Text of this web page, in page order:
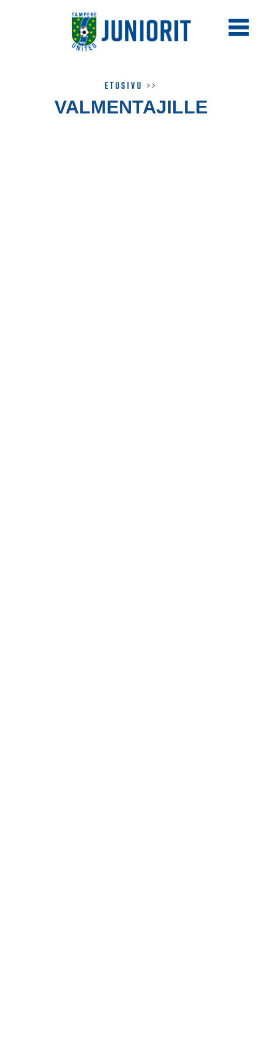
Etusivu >>
VALMENTAJILLE